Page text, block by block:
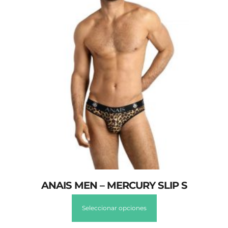
ANAIS MEN – MERCURY SLIP S
Seleccionar opciones